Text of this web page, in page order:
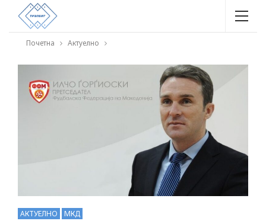
Почетна Актуелно
АКТУЕЛНО МКД